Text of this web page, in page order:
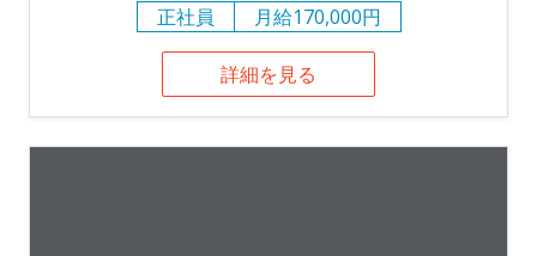
正社員
月給170,000円
詳細を見る